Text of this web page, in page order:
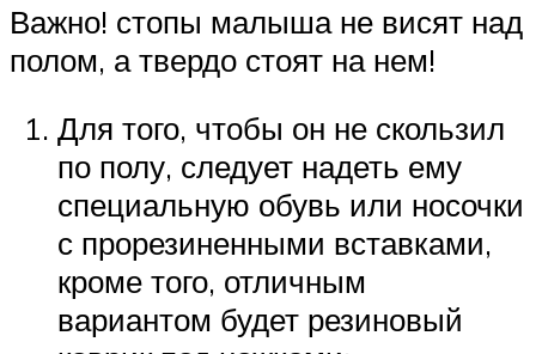
Важно! стопы малыша не висят над
полом, а твердо стоят на нем!
Для того, чтобы он не скользил
по полу, следует надеть ему
специальную обувь или носочки
с прорезиненными вставками,
кроме того, отличным
вариантом будет резиновый